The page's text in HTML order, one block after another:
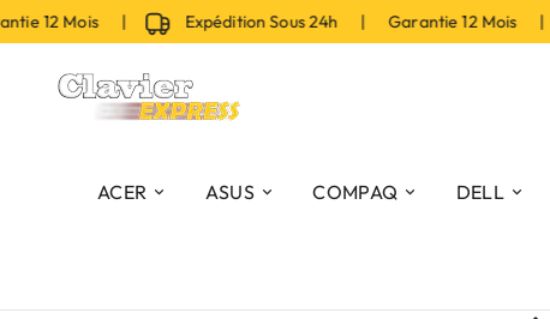
12 Mois | Expédition Sous 24h | Garantie 12 Mois |
ACER ASUS COMPAQ DELL